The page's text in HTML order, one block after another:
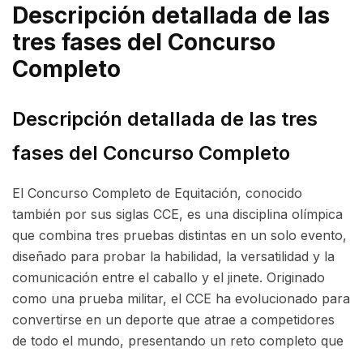
Descripción detallada de las
tres fases del Concurso
Completo
Descripción detallada de las tres
fases del Concurso Completo
El Concurso Completo de Equitación, conocido
también por sus siglas CCE, es una disciplina olímpica
que combina tres pruebas distintas en un solo evento,
diseñado para probar la habilidad, la versatilidad y la
comunicación entre el caballo y el jinete. Originado
como una prueba militar, el CCE ha evolucionado para
convertirse en un deporte que atrae a competidores
de todo el mundo, presentando un reto completo que